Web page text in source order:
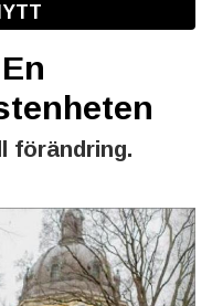
förändring.